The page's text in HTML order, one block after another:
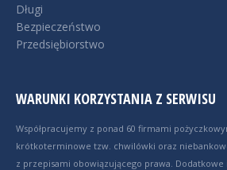
Długi
Bezpieczeństwo
Przedsiębiorstwo
WARUNKI KORZYSTANIA Z SERWISU
Współpracujemy z ponad 60 firmami
krótkoterminowe tzw. chwilówki oraz
z przepisami obowiązującego prawa. Dodatkowe